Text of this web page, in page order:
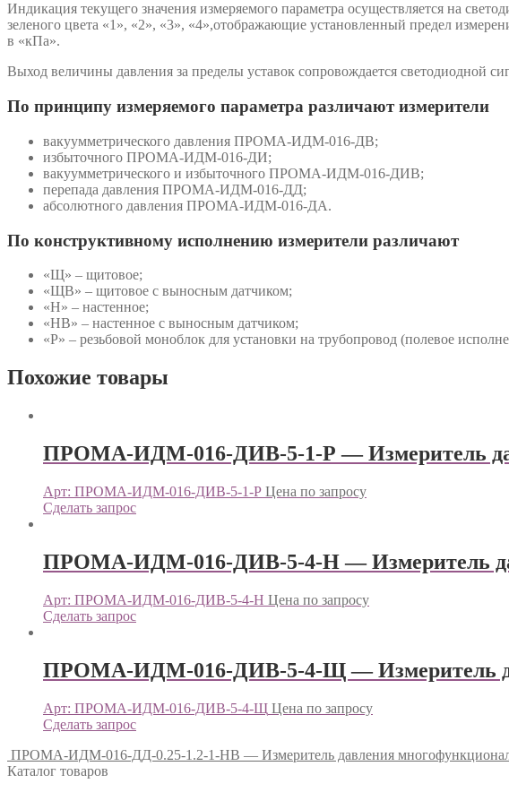
Индикация текущего значения измеряемого параметра осуществляется на
зеленого цвета «1», «2», «3», «4»,отображающие установленный предел
в «кПа».
Выход величины давления за пределы уставок сопровождается светодиодной
По принципу измеряемого параметра различают измерители
вакуумметрического давления ПРОМА-ИДМ-016-ДВ;
избыточного ПРОМА-ИДМ-016-ДИ;
вакуумметрического и избыточного ПРОМА-ИДМ-016-ДИВ;
перепада давления ПРОМА-ИДМ-016-ДД;
абсолютного давления ПРОМА-ИДМ-016-ДА.
По конструктивному исполнению измерители различают
«Щ» – щитовое;
«ЩВ» – щитовое с выносным датчиком;
«Н» – настенное;
«НВ» – настенное с выносным датчиком;
«Р» – резьбовой моноблок для установки на трубопровод (полевое
Похожие товары
ПРОМА-ИДМ-016-ДИВ-5-1-Р — Измеритель
Арт: ПРОМА-ИДМ-016-ДИВ-5-1-Р Цена по запросу
Сделать запрос
ПРОМА-ИДМ-016-ДИВ-5-4-Н — Измеритель
Арт: ПРОМА-ИДМ-016-ДИВ-5-4-Н Цена по запросу
Сделать запрос
ПРОМА-ИДМ-016-ДИВ-5-4-Щ — Измеритель
Арт: ПРОМА-ИДМ-016-ДИВ-5-4-Щ Цена по запросу
Сделать запрос
ПРОМА-ИДМ-016-ДД-0.25-1.2-1-НВ — Измеритель давления
Каталог товаров